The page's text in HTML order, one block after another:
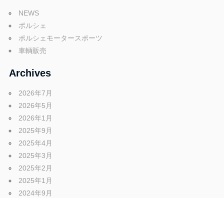
NEWS
ポルシェ
ポルシェモータースポーツ
車輌販売
Archives
2026年7月
2026年5月
2026年1月
2025年9月
2025年4月
2025年3月
2025年2月
2025年1月
2024年9月